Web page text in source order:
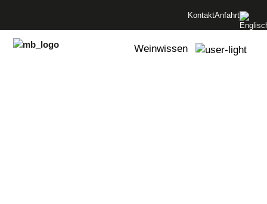
KontaktAnfahrt
Menü überspringen
Weinwissen